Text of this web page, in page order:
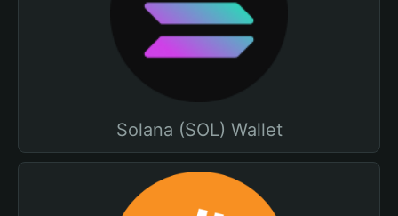
Solana (SOL) Wallet